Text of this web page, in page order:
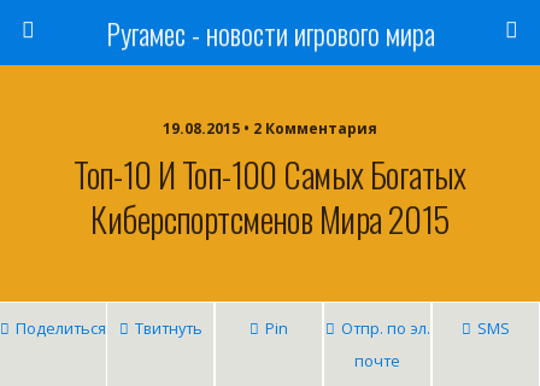
Ругамес - новости игрового мира
19.08.2015 • 2 Комментария
Топ-10 И Топ-100 Самых Богатых
Киберспортсменов Мира 2015
Поделиться Твитнуть Pin
Отпр. по эл.
почте
SMS